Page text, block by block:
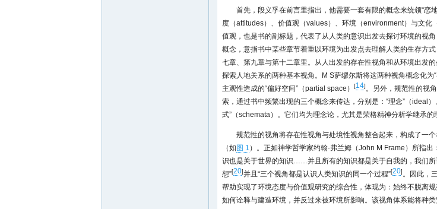
首先，段义孚在前言里指出，他需要一套有限的概念来统领“恋
度（attitudes）、价值观（values）、环境（environment）与文化
值观，也是书的副标题，代表了从人类的意识出发去探讨环境的视角
概念，意指书中某些章节着重以环境为出发点去理解人类的生存方
七章、第九章与第十二章里。从人出发的存在性视角和从环境出发
探索人地关系的两种基本视角。M S萨缪尔斯将这两种视角概念化
主观性造成的“偏好空间”（partial space）
[14]。另外，规范性的视
索，通过书中频繁出现的三个概念来传达，分别是：“理念”（ideal）
式”（schemata）。它们均为理念论，尤其是荣格精神分析学继承的
规范性的视角将存在性视角与处境性视角整合起来，构成了一
（如 图 1 ）。正如神学哲学家约翰·弗兰姆（John M Frame）所指
识也是关于世界的知识……并且所有的知识都是关于自我的，我们
想”[20]并且“三个视角都是认识人类知识的同一个过程”[20]。因此，
帮助实现了环境态度与价值观研究的综合性，体现为：始终不脱离
如何诠释与建造环境，并反过来被环境所影响。该视角体系能将种